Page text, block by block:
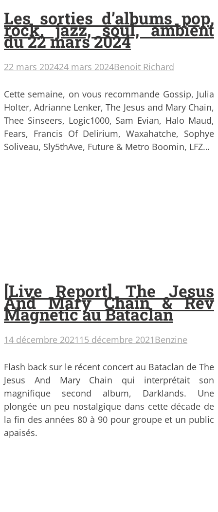
Les sorties d’albums pop,
rock, jazz, soul, ambient
du 22 mars 2024
22 mars 202424 mars 2024Benoit Richard
Cette semaine, on vous recommande Gossip, Julia
Holter, Adrianne Lenker, The Jesus and Mary Chain,
Thee Sinseers, Logic1000, Sam Evian, Halo Maud,
Fears, Francis Of Delirium, Waxahatche, Sophye
Soliveau, Sly5thAve, Future & Metro Boomin, LFZ…
[Live Report] The Jesus
And Mary Chain & Rev
Magnetic au Bataclan
14 décembre 2021 15 décembre 2021 Benzine
Flash back sur le récent concert au Bataclan de The
Jesus And Mary Chain qui interprétait son
magnifique second album, Darklands. Une
plongée un peu nostalgique dans cette décade de
la fin des années 80 à 90 pour groupe et un public
apaisés.